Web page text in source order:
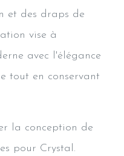
et des draps de
vise à
avec l'élégance
tout en conservant
la conception de
pour Crystal.